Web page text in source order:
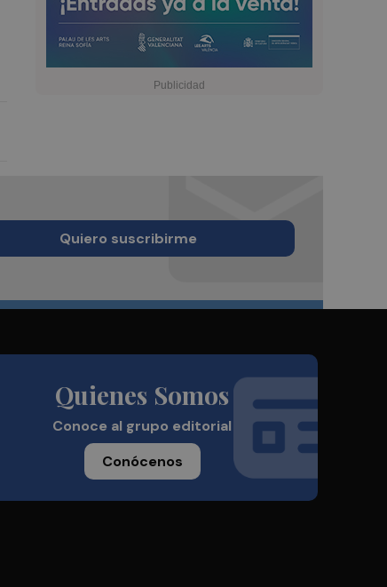
Quiero suscribirme
Quienes Somos
Conoce al grupo editorial
Conócenos